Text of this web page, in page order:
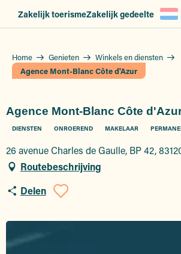
Zakelijk toerismeZakelijk gedeelte
Home Genieten
Winkels en diensten
Agence Mont-Blanc Côte d'Azur
Agence Mont-Blanc Côte
DIENSTEN ONROEREND MAKELAAR
26 avenue Charles de Gaulle, BP 42,
Routebeschrijving
Delen
Ajouter aux